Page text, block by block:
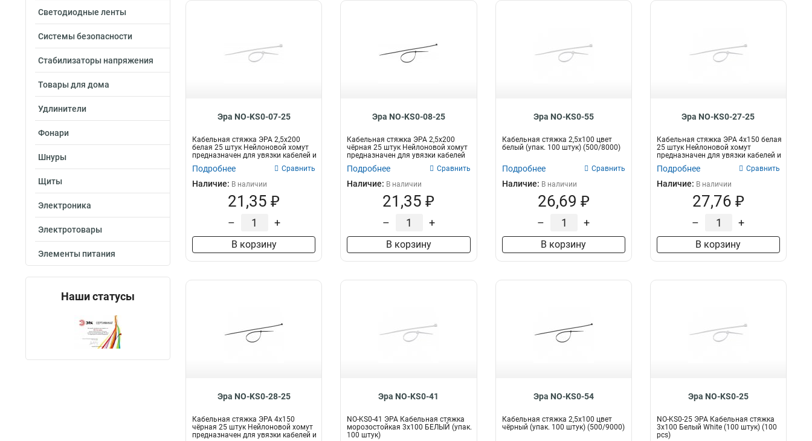
Светодиодные ленты
Системы безопасности
Стабилизаторы напряжения
Товары для дома
Удлинители
Фонари
Шнуры
Щиты
Электроника
Электротовары
Элементы питания
Наши статусы
Эра NO-KS0-07-25
Кабельная стяжка ЭРА 2,5х200
белая 25 штук Нейлоновой хомут
предназначен для увязки кабелей и
Подробнее Сравнить
Наличие: В наличии
21,35 ₽
– +
В корзину
Эра NO-KS0-08-25
Кабельная стяжка ЭРА 2,5х200
чёрная 25 штук Нейлоновой хомут
предназначен для увязки кабелей
Подробнее Сравнить
Наличие: В наличии
21,35 ₽
– +
В корзину
Эра NO-KS0-55
Кабельная стяжка 2,5х100 цвет
белый (упак. 100 штук) (500/8000)
Подробнее Сравнить
Наличие: В наличии
26,69 ₽
– +
В корзину
Эра NO-KS0-27-25
Кабельная стяжка ЭРА 4х150 белая
25 штук Нейлоновой хомут
предназначен для увязки кабелей и
Подробнее Сравнить
Наличие: В наличии
27,76 ₽
– +
В корзину
Эра NO-KS0-28-25
Кабельная стяжка ЭРА 4х150
чёрная 25 штук Нейлоновой хомут
предназначен для увязки кабелей и
Эра NO-KS0-41
NO-KS0-41 ЭРА Кабельная стяжка
морозостойкая 3x100 БЕЛЫЙ (упак.
100 штук)
Эра NO-KS0-54
Кабельная стяжка 2,5х100 цвет
чёрный (упак. 100 штук) (500/9000)
Эра NO-KS0-25
NO-KS0-25 ЭРА Кабельная стяжка
3х100 Белый White (100 штук) (100
pcs)